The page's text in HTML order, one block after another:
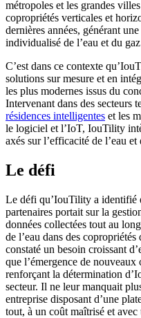
métropoles et les grandes
copropriétés verticales et
dernières années, générant
individualisé de l’eau et du
C’est dans ce contexte
solutions sur mesure et en
les plus modernes issus du
Intervenant dans des secteurs
résidences intelligentes et les
le logiciel et l’IoT, IouTility
axés sur l’efficacité de l’eau et
Le défi
Le défi qu’IouTility a identifié
partenaires portait sur la
données collectées tout au
de l’eau dans des
constaté un besoin croissant
que l’émergence de
renforçant la détermination
secteur. Il ne leur manquait
entreprise disposant d’une
tout, à un coût maîtrisé et